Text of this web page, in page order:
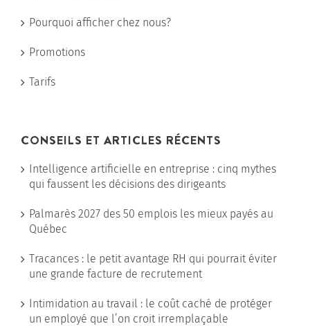
Pourquoi afficher chez nous?
Promotions
Tarifs
CONSEILS ET ARTICLES RÉCENTS
Intelligence artificielle en entreprise : cinq mythes
qui faussent les décisions des dirigeants
Palmarès 2027 des 50 emplois les mieux payés au
Québec
Tracances : le petit avantage RH qui pourrait éviter
une grande facture de recrutement
Intimidation au travail : le coût caché de protéger
un employé que l’on croit irremplaçable